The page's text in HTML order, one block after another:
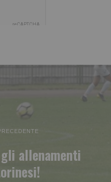
allenamenti